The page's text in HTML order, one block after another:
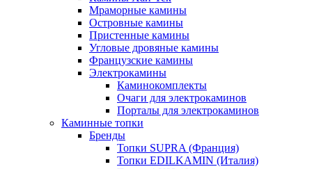
Мраморные камины
Островные камины
Пристенные камины
Угловые дровяные камины
Французские камины
Электрокамины
Каминокомплекты
Очаги для электрокаминов
Порталы для электрокаминов
Каминные топки
Бренды
Топки SUPRA (Франция)
Топки EDILKAMIN (Италия)